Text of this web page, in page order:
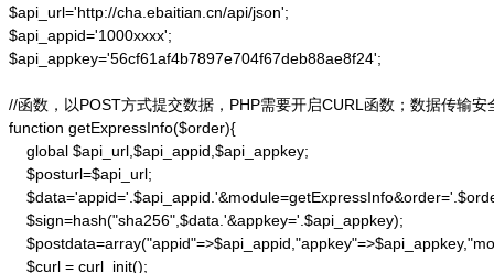
$api_url='http://cha.ebaitian.cn/api/json';
$api_appid='1000xxxx';
$api_appkey='56cf61af4b7897e704f67deb88ae8f24';
//函数，以POST方式提交数据，PHP需要开启CURL函数；数据传输安
function getExpressInfo($order){
    global $api_url,$api_appid,$api_appkey;
    $posturl=$api_url;
    $sign=hash("sha256",$data.'&appkey='.$api_appkey);
    $curl = curl_init();